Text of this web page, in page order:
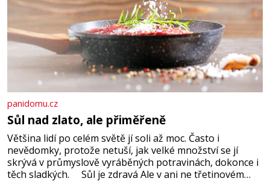
panidomu.cz
Sůl nad zlato, ale přiměřeně
Většina lidí po celém světě jí soli až moc. Často i
nevědomky, protože netuší, jak velké množství se jí
skrývá v průmyslově vyráběných potravinách, dokonce i
těch sladkých. Sůl je zdravá Ale v ani ne třetinovém